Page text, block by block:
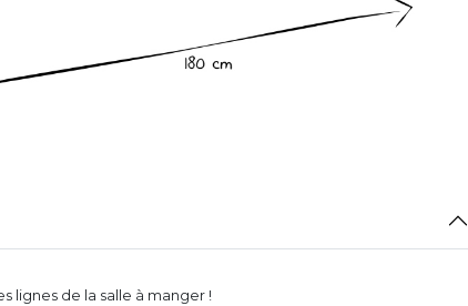
lignes de la salle à manger !